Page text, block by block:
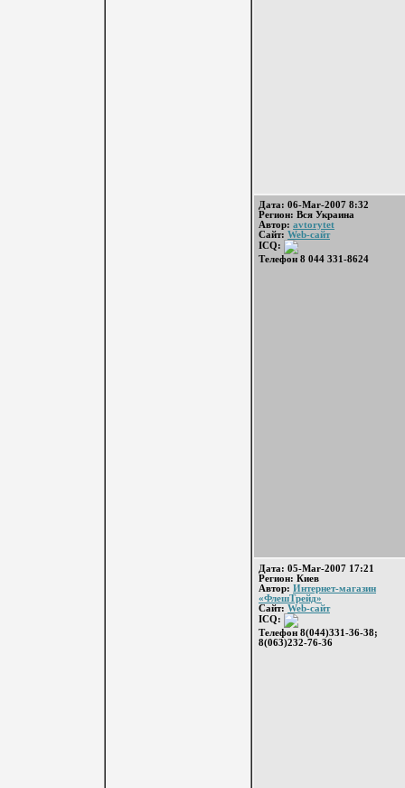
Дата: 06-Mar-2007 8:32
Регион: Вся Украина
Автор: avtorytet
Сайт: Web-сайт
ICQ:
Телефон 8 044 331-8624
Дата: 05-Mar-2007 17:21
Регион: Киев
Автор: Интернет-магазин
«ФлешТрейд»
Сайт: Web-сайт
ICQ:
Телефон 8(044)331-36-38;
8(063)232-76-36